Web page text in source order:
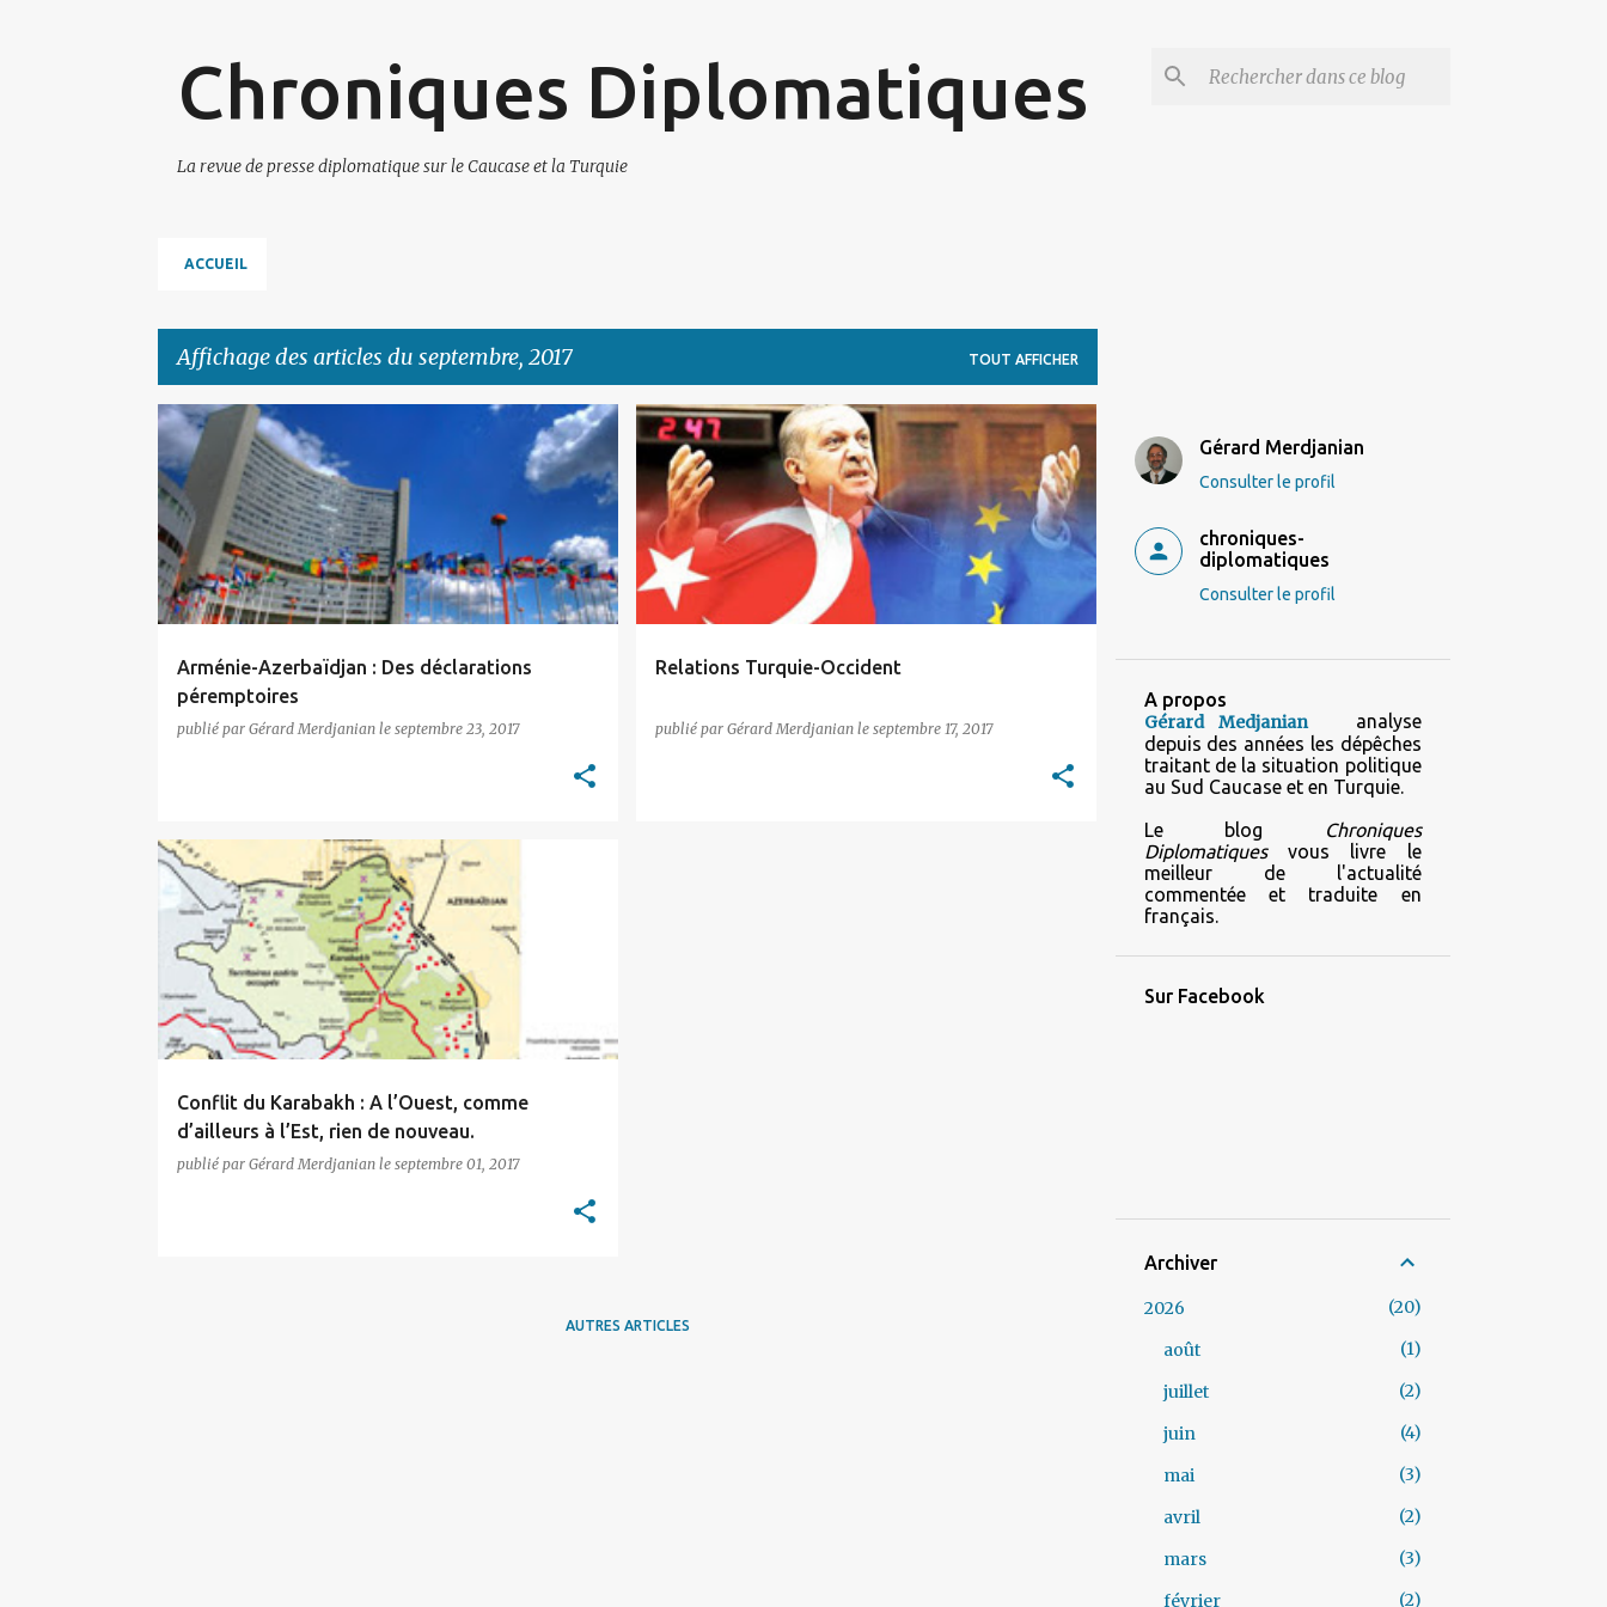
Chroniques Diplomatiques
La revue de presse diplomatique sur le Caucase et la Turquie
ACCUEIL
Affichage des articles du septembre, 2017 TOUT AFFICHER
A
r
t
i
c
l
Arménie-Azerbaïdjan : Des déclarations
péremptoires
publié par Gérard Merdjanian le septembre 23, 2017
ARMÉNIE AZERBAÏDJAN
Relations Turquie-Occident
publié par Gérard Merdjanian le septembre 17, 2017
POLITIQUE EUROPÉENNE TURQUIE
Conflit du Karabakh : A l’Ouest, comme
d’ailleurs à l’Est, rien de nouveau.
publié par Gérard Merdjanian le septembre 01, 2017
ARTSAKH OSCE
AUTRES ARTICLES
Gérard Merdjanian
Consulter le profil
chroniques-
diplomatiques
Consulter le profil
A propos
Gérard Medjaniananalyse
depuis des années les dépêches
traitant de la situation politique
au Sud Caucase et en Turquie.
Le blog
Chroniques
Diplomatiques vous livre le
meilleur de l'actualité
commentée et traduite en
français.
Sur Facebook
Archiver
2026
20
août
1
juillet
2
juin
4
mai
3
avril
2
mars
3
février
2